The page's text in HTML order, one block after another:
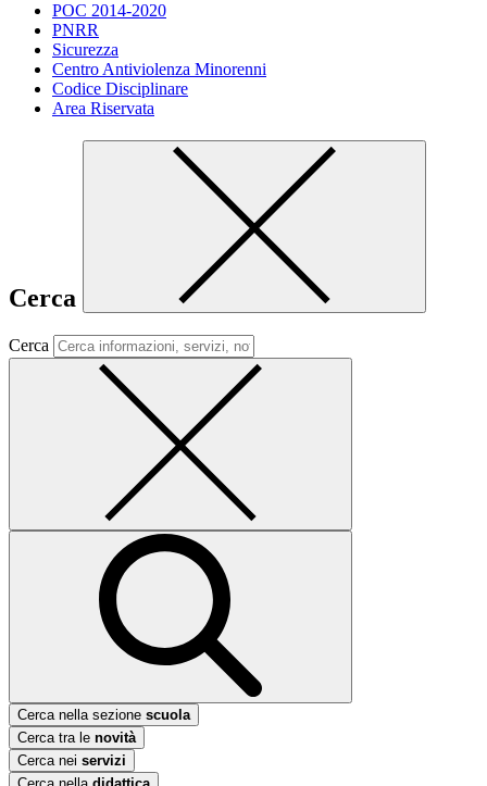
POC 2014-2020
PNRR
Sicurezza
Centro Antiviolenza Minorenni
Codice Disciplinare
Area Riservata
Cerca
Cerca
Cerca nella sezione scuola
Cerca tra le novità
Cerca nei servizi